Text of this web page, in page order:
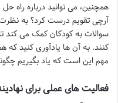
همچنین، می توانید درباره راه
آرچی تقویم درست کرد؟ به
سوالات به کودکان کمک می کند
کنند. به آن ها یادآوری کنید که
مهم این است که یاد بگیریم
فعالیت های عملی برای